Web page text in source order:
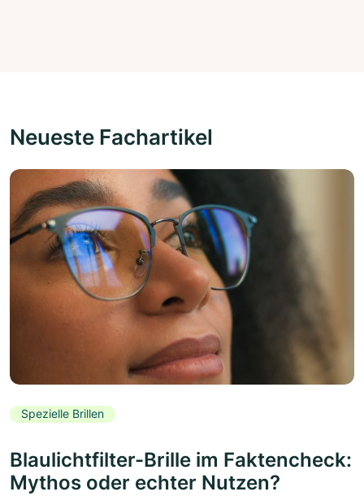
Neueste Fachartikel
Spezielle Brillen
Blaulichtfilter-Brille im Faktencheck:
Mythos oder echter Nutzen?